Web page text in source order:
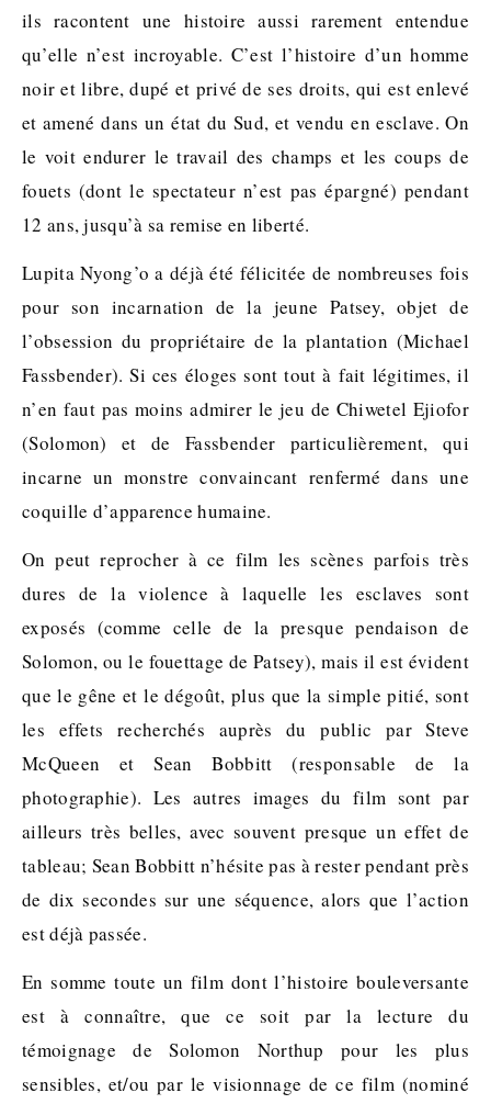
ils racontent une histoire aussi rarement entendue
qu’elle n’est incroyable. C’est l’histoire d’un homme
noir et libre, dupé et privé de ses droits, qui est enlevé
et amené dans un état du Sud, et vendu en esclave. On
le voit endurer le travail des champs et les coups de
fouets (dont le spectateur n’est pas épargné) pendant
12 ans, jusqu’à sa remise en liberté.
Lupita Nyong’o a déjà été félicitée de nombreuses fois
pour son incarnation de la jeune Patsey, objet de
l’obsession du propriétaire de la plantation (Michael
Fassbender). Si ces éloges sont tout à fait légitimes, il
n’en faut pas moins admirer le jeu de Chiwetel Ejiofor
(Solomon) et de Fassbender particulièrement, qui
incarne un monstre convaincant renfermé dans une
coquille d’apparence humaine.
On peut reprocher à ce film les scènes parfois très
dures de la violence à laquelle les esclaves sont
exposés (comme celle de la presque pendaison de
Solomon, ou le fouettage de Patsey), mais il est évident
que le gêne et le dégoût, plus que la simple pitié, sont
les effets recherchés auprès du public par Steve
McQueen et Sean Bobbitt (responsable de la
photographie). Les autres images du film sont par
ailleurs très belles, avec souvent presque un effet de
tableau; Sean Bobbitt n’hésite pas à rester pendant près
de dix secondes sur une séquence, alors que l’action
est déjà passée.
En somme toute un film dont l’histoire bouleversante
est à connaître, que ce soit par la lecture du
témoignage de Solomon Northup pour les plus
sensibles, et/ou par le visionnage de ce film (nominé